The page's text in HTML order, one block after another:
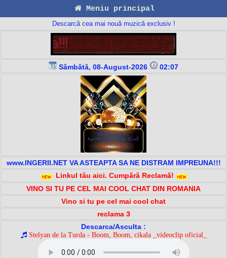
Meniu principal
Descarcă cea mai nouă muzică exclusiv !
Sâmbătă, 08-August-2026 02:07
www.INGERII.NET VA ASTEAPTA SA NE DISTRAM IMPREUNA!!!
Linkul tău aici. Cumpără Reclamă!
VINO SI TU PE CEL MAI COOL CHAT DIN ROMANIA
Vino si tu pe cel mai cool chat
reclama 3
Descarca/Asculta :
Stelyan de la Turda - Boom, Boom, cikala _videoclip oficial_